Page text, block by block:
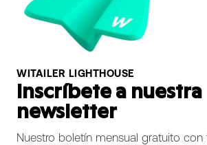
WITAILER LIGHTHOUSE
Inscríbete a nuestra
newsletter
Nuestro boletín mensual gratuito con